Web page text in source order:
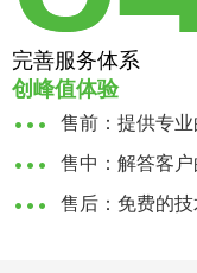
完善服务体系
创峰值体验
售前：提供专
售中：解答客
售后：免费的技